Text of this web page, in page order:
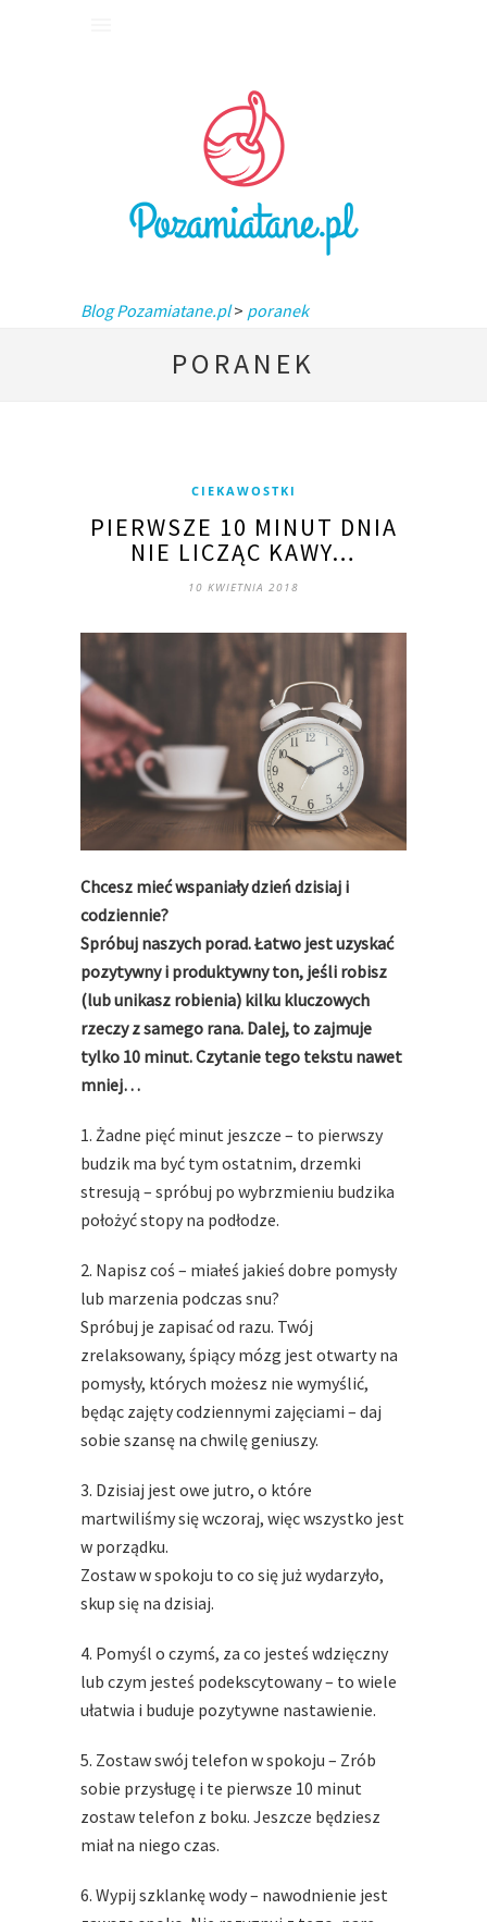
Blog Pozamiatane.pl> poranek
PORANEK
CIEKAWOSTKI
PIERWSZE 10 MINUT DNIA
NIE LICZĄC KAWY…
10 KWIETNIA 2018
Chcesz mieć wspaniały dzień dzisiaj i
codziennie?
Spróbuj naszych porad. Łatwo jest uzyskać
pozytywny i produktywny ton, jeśli robisz
(lub unikasz robienia) kilku kluczowych
rzeczy z samego rana. Dalej, to zajmuje
tylko 10 minut. Czytanie tego tekstu nawet
mniej…
1. Żadne pięć minut jeszcze – to pierwszy
budzik ma być tym ostatnim, drzemki
stresują – spróbuj po wybrzmieniu budzika
położyć stopy na podłodze.
2. Napisz coś – miałeś jakieś dobre pomysły
lub marzenia podczas snu?
Spróbuj je zapisać od razu. Twój
zrelaksowany, śpiący mózg jest otwarty na
pomysły, których możesz nie wymyślić,
będąc zajęty codziennymi zajęciami – daj
sobie szansę na chwilę geniuszy.
3. Dzisiaj jest owe jutro, o które
martwiliśmy się wczoraj, więc wszystko jest
w porządku.
Zostaw w spokoju to co się już wydarzyło,
skup się na dzisiaj.
4. Pomyśl o czymś, za co jesteś wdzięczny
lub czym jesteś podekscytowany – to wiele
ułatwia i buduje pozytywne nastawienie.
5. Zostaw swój telefon w spokoju – Zrób
sobie przysługę i te pierwsze 10 minut
zostaw telefon z boku. Jeszcze będziesz
miał na niego czas.
6. Wypij szklankę wody – nawodnienie jest